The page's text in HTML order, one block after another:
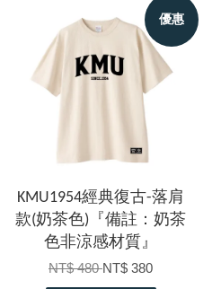
優惠
KMU1954經典復古-落肩
款(奶茶色)『備註：奶茶
色非涼感材質』
NT$ 480NT$ 380